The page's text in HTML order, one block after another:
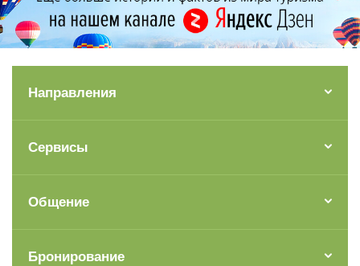
Направления
Сервисы
Общение
Бронирование